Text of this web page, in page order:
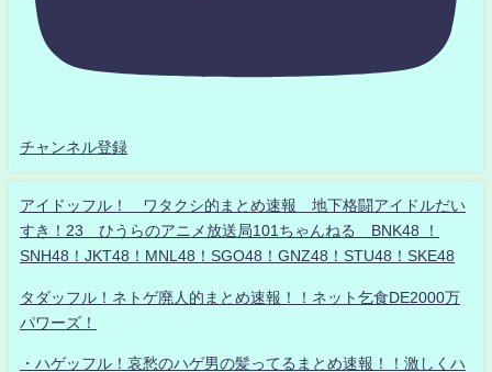
チャンネル登録
アイドッフル！ ワタクシ的まとめ速報 地下格闘アイドルだい
すき！23 ひうらのアニメ放送局101ちゃんねる BNK48 ！
SNH48！JKT48！MNL48！SGO48！GNZ48！STU48！SKE48
タダッフル！ネトゲ廃人的まとめ速報！！ネット乞食DE2000万
パワーズ！
・ハゲッフル！哀愁のハゲ男の髪ってるまとめ速報！！激しくハ